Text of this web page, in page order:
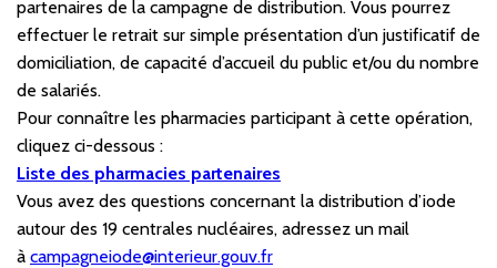
partenaires de la campagne de distribution. Vous pourrez
effectuer le retrait sur simple présentation d’un justificatif de
domiciliation, de capacité d’accueil du public et/ou du nombre
de salariés.
Pour connaître les pharmacies participant à cette opération,
cliquez ci-dessous :
Liste des pharmacies partenaires
Vous avez des questions concernant la distribution d’iode
autour des 19 centrales nucléaires, adressez un mail
à campagneiode@interieur.gouv.fr